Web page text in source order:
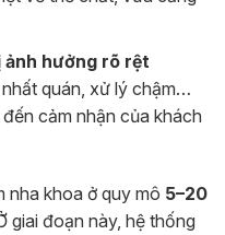
ảnh hưởng rõ rệt
quán, xử lý chậm…
cảm nhận của khách
nha khoa ở quy mô 5–20
giai đoạn này, hệ thống